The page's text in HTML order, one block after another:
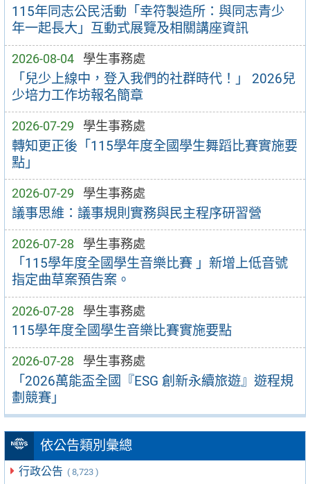
115年同志公民活動「幸符製造所：與同志青少
年一起長大」互動式展覽及相關講座資訊
2026-08-04 學生事務處
「兒少上線中，登入我們的社群時代！」 2026兒
少培力工作坊報名簡章
2026-07-29 學生事務處
轉知更正後「115學年度全國學生舞蹈比賽實施要
點」
2026-07-29 學生事務處
議事思維：議事規則實務與民主程序研習營
2026-07-28 學生事務處
「115學年度全國學生音樂比賽 」新增上低音號
指定曲草案預告案。
2026-07-28 學生事務處
115學年度全國學生音樂比賽實施要點
2026-07-28 學生事務處
「2026萬能盃全國『ESG 創新永續旅遊』遊程規
劃競賽」
依公告類別彙總
行政公告 ( 8,723 )